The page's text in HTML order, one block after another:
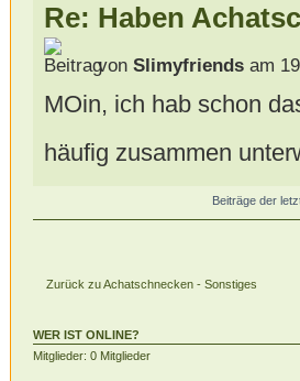
Re: Haben
von Slimyfriendsam
MOin, ich hab schon
häufig zusammen
Beiträge der
Zurück zu Achatschnecken - Sonstiges
WER IST ONLINE?
Mitglieder: 0 Mitglieder